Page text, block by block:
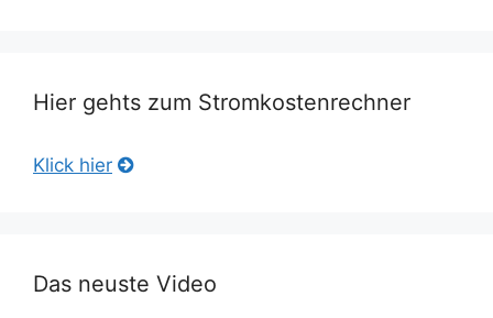
Hier gehts zum Stromkostenrechner
Klick hier
Das neuste Video